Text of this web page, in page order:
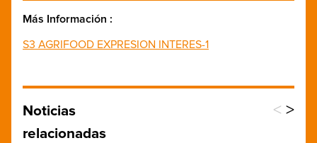
Más Información :
S3 AGRIFOOD EXPRESION INTERES-1
Noticias
relacionadas
< >